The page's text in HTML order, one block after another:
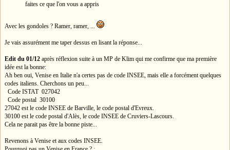
faites ce que l'on vous a appris
Avec les gondoles ? Ramer, ramer, ...
Je vais assurément me taper dessus en lisant la réponse...
Edit du 01/12 après réflexion suite à un MP de Klim qui me confirme que ma première
idée est la bonne:
Ah ben oui, Venise en Italie n'a certes pas de code INSEE, mais elle a forcément quelques
codes italiens. Cherchons un peu...
Code ISTAT 027042
Code postal 30100
27042 est le code INSEE de Barville, le code postal d'Evreux.
30100 est le code postal d'Alès, le code INSEE de Cruviers-Lascours.
Cela ne parait pas être la bonne piste...
Revenons à Venise et aux codes INSEE.